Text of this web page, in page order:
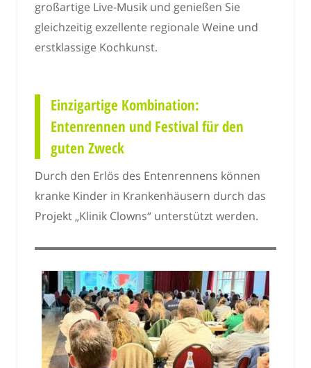
großartige Live-Musik und genießen Sie
gleichzeitig exzellente regionale Weine und
erstklassige Kochkunst.
Einzigartige Kombination:
Entenrennen und Festival für den
guten Zweck
Durch den Erlös des Entenrennens können
kranke Kinder in Krankenhäusern durch das
Projekt „Klinik Clowns“ unterstützt werden.